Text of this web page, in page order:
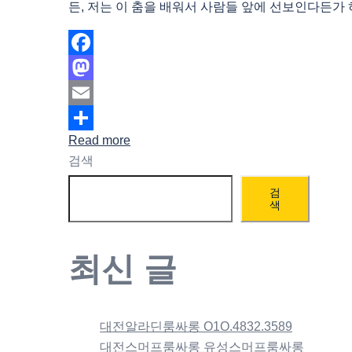
든, 저는 이 춤을 배워서 사람들 앞에 선보인다든가
Facebook
Mastodon
Email
Share
Read more
검색
검
색
최신 글
대전알라딘룸싸롱 O1O.4832.3589
대전스머프룸싸롱 유성스머프룸싸롱